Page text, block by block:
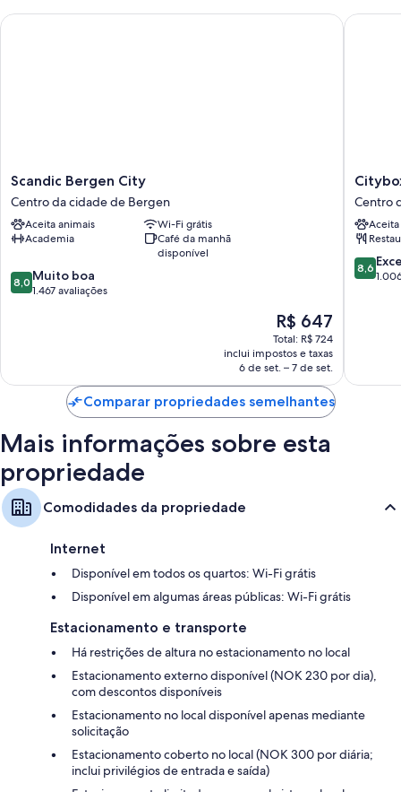
Scandic
Bergen
City
Centro
da
de
Bergen
Scandic Bergen City
Centro da cidade de Bergen
Aceita animais
Wi-Fi grátis
Academia
Café da manhã
disponível
8.0
de
8,0 Muito boa
1.467 avaliações
O
preço
é
de
R$ 647
R$ 647
Total: R$ 724
inclui impostos e taxas
6 de set. – 7 de set.
Scandic Bergen City
Citybox
Bergen
City
Centro
da
cidade
de
Centro
8.6
de
8,6
Citybox
Comparar propriedades semelhantes
Mais informações sobre esta
propriedade
Comodidades da propriedade
Internet
Disponível em todos os quartos: Wi-Fi grátis
Disponível em algumas áreas públicas: Wi-Fi grátis
Estacionamento e transporte
Há restrições de altura no estacionamento no local
Estacionamento externo disponível (NOK 230 por dia),
com descontos disponíveis
Estacionamento no local disponível apenas mediante
solicitação
Estacionamento coberto no local (NOK 300 por diária;
inclui privilégios de entrada e saída)